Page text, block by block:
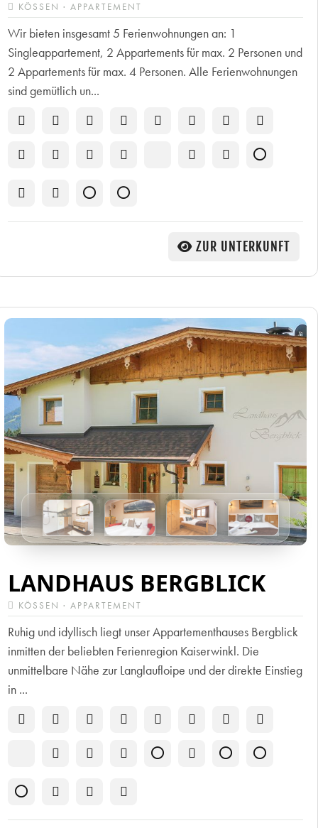
KÖSSEN · APPARTEMENT
Wir bieten insgesamt 5 Ferienwohnungen an: 1
Singleappartement, 2 Appartements für max. 2 Personen und
2 Appartements für max. 4 Personen. Alle Ferienwohnungen
sind gemütlich un...
ZUR UNTERKUNFT
LANDHAUS BERGBLICK
KÖSSEN · APPARTEMENT
Ruhig und idyllisch liegt unser Appartementhauses Bergblick
inmitten der beliebten Ferienregion Kaiserwinkl. Die
unmittelbare Nähe zur Langlaufloipe und der direkte Einstieg
in ...